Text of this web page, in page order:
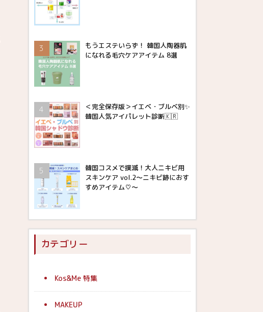
もうエステいらず！ 韓国人陶器肌
になれる毛穴ケアアイテム 8選
＜完全保存版＞イエベ・ブルベ別✨
韓国人気アイパレット診断🇰🇷
韓国コスメで撲滅！大人ニキビ用
スキンケア vol.2〜ニキビ跡におす
すめアイテム♡〜
カテゴリー
Kos&Me 特集
MAKEUP